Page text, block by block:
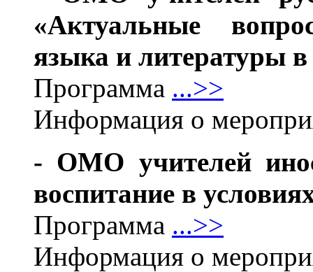
«Актуальные
языка и литературы
Программа ...>>
Информация о
- ОМО учителей
воспитание в
Программа ...>>
Информация о